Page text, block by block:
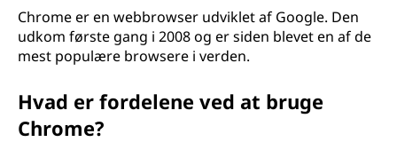
Chrome er en webbrowser udviklet af Google. Den
udkom første gang i 2008 og er siden blevet en af de
mest populære browsere i verden.
Hvad er fordelene ved at bruge
Chrome?